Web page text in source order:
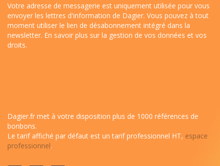
Votre adresse de messagerie est uniquement utilisée pour vous
envoyer les lettres d'information de Dagier. Vous pouvez à tout
moment utiliser le lien de désabonnement intégré dans la
newsletter. En savoir plus sur la gestion de vos données et vos
droits.
Dagier.fr met à votre disposition plus de 1000 références de
bonbons.
Le tarif affiché par défaut est un tarif professionnel HT, espace
professionnel.